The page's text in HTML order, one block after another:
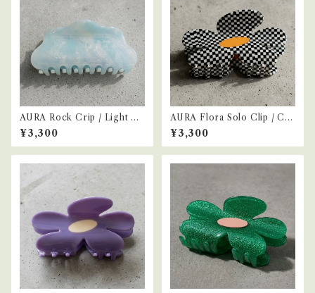
AURA Rock Crip / Light Bl
ue
¥3,300
AURA Flora Solo Clip / Ch
ecker
¥3,300